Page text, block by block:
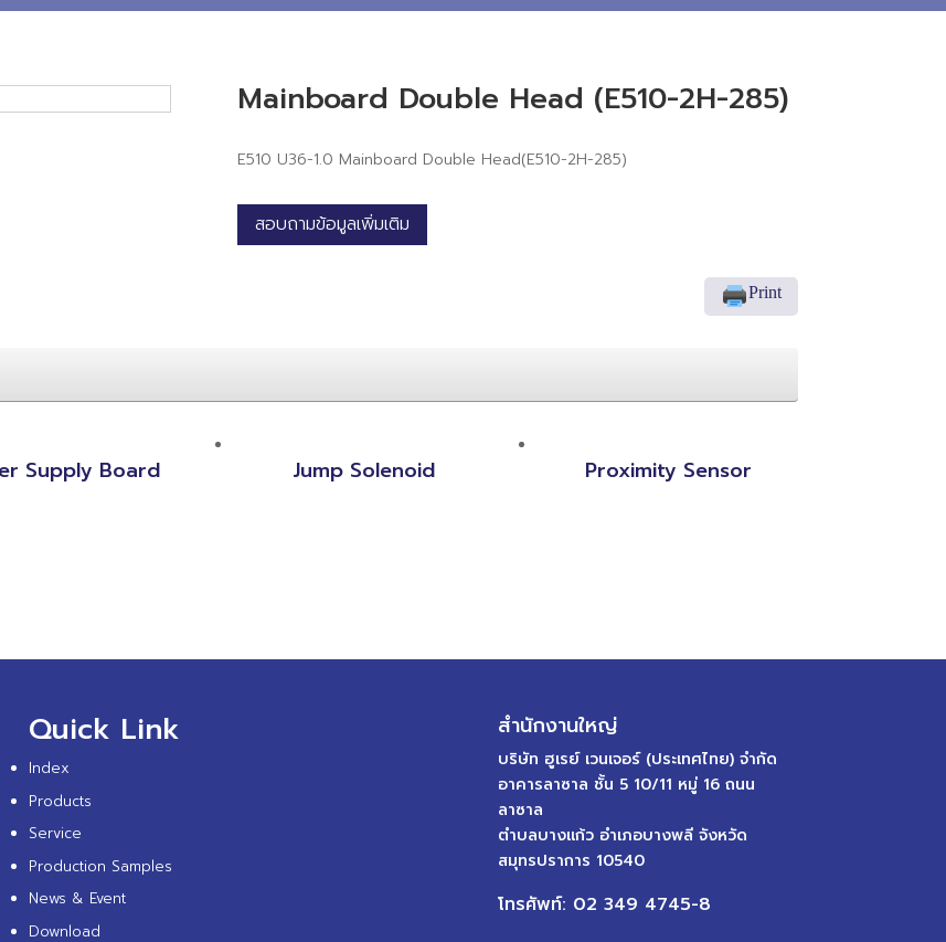
Mainboard Double Head (E510-2H-285)
E510 U36-1.0 Mainboard Double Head(E510-2H-285)
สอบถามข้อมูลเพิ่มเติม
Print
Supply Board Jump Solenoid Proximity Sensor
Quick Link
Index
Products
Service
Production Samples
News & Event
Download
สำนักงานใหญ่
บริษัท ฮูเรย์ เวนเจอร์ (ประเทศไทย) จำกัด
อาคารลาซาล ชั้น 5 10/11 หมู่ 16 ถนน
ลาซาล
ตำบลบางแก้ว อำเภอบางพลี จังหวัด
สมุทรปราการ 10540
โทรศัพท์: 02 349 4745-8